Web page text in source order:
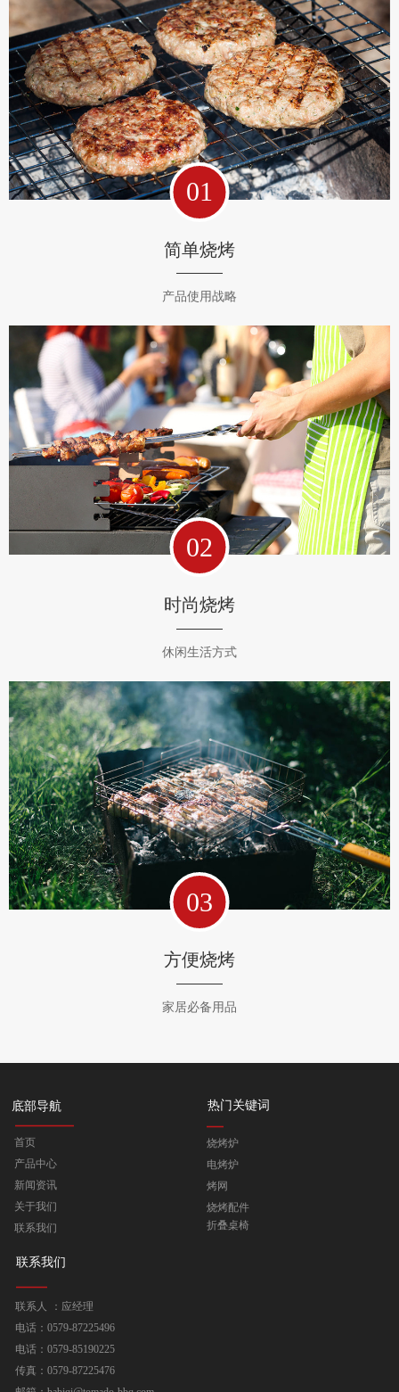
01
简单烧烤
产品使用战略
02
时尚烧烤
休闲生活方式
03
方便烧烤
家居必备用品
底部导航
首页
产品中心
新闻资讯
关于我们
联系我们
热门关键词
烧烤炉
电烤炉
烤网
烧烤配件
折叠桌椅
联系我们
联系人 ：应经理
电话：0579-87225496
电话：0579-85190225
传真：0579-87225476